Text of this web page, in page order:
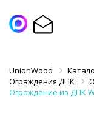
UnionWood
Ограждения ДПК
Ограждение из ДПК